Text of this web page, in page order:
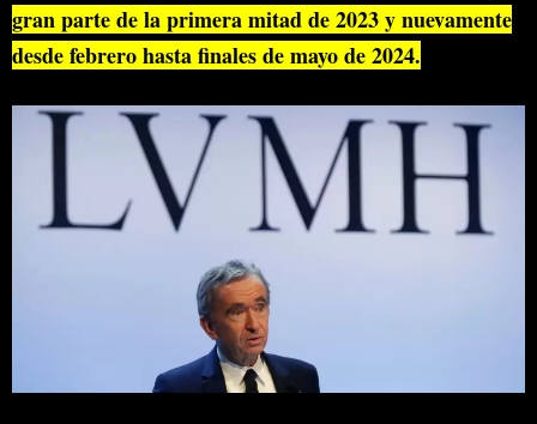
gran parte de la primera mitad de 2023 y nuevamente
desde febrero hasta finales de mayo de 2024.